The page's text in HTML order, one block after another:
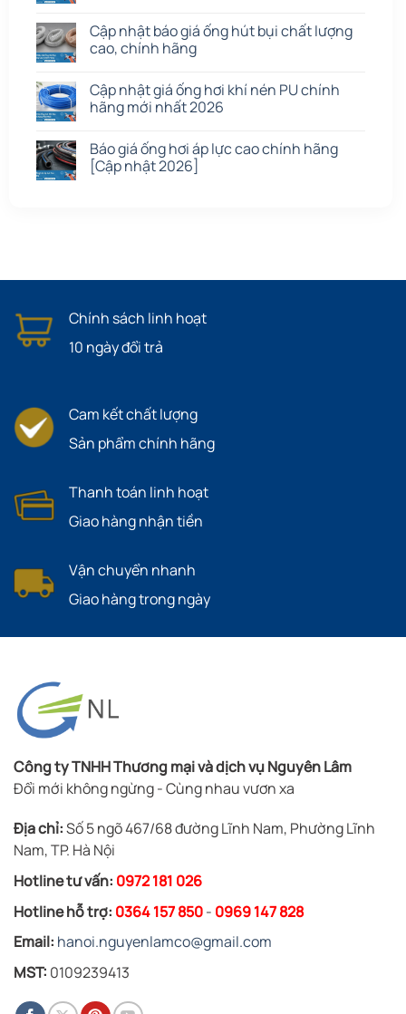
Cập nhật báo giá ống hút bụi chất lượng
cao, chính hãng
Cập nhật giá ống hơi khí nén PU chính
hãng mới nhất 2026
Báo giá ống hơi áp lực cao chính hãng
[Cập nhật 2026]
Chính sách linh hoạt
10 ngày đổi trả
Cam kết chất lượng
Sản phẩm chính hãng
Thanh toán linh hoạt
Giao hàng nhận tiền
Vận chuyển nhanh
Giao hàng trong ngày
Công ty TNHH Thương mại và dịch vụ Nguyên Lâm
Đổi mới không ngừng - Cùng nhau vươn xa
Địa chỉ:Số 5 ngõ 467/68 đường Lĩnh Nam, Phường Lĩnh
Nam, TP. Hà Nội
Hotline tư vấn: 0972 181 026
Hotline hỗ trợ: 0364 157 850- 0969 147 828
Email: hanoi.nguyenlamco@gmail.com
MST: 0109239413